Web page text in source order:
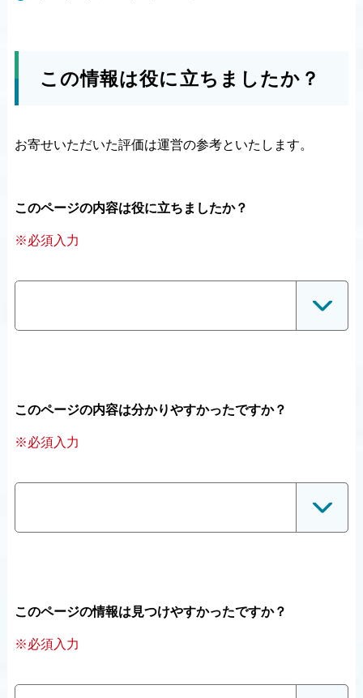
この情報は役に立ちましたか？
お寄せいただいた評価は運営の参考といたします。
このページの内容は役に立ちましたか？
※必須入力
このページの内容は分かりやすかったですか？
※必須入力
このページの情報は見つけやすかったですか？
※必須入力